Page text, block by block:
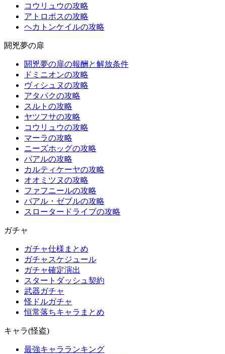
コウリュウの攻略
アトロポスの攻略
ヘカトンケイルの攻略
閼兇夢の扉
閼兇夢の扉の報酬と解放条件
ドミニオンの攻略
ヴィシュヌの攻略
アタバクの攻略
スルトの攻略
ヤツフサの攻略
コウリュウの攻略
マーラの攻略
ニーズホッグの攻略
バアルの攻略
カルティケーヤの攻略
オオミツヌの攻略
ファフニールの攻略
バアル・ゼブルの攻略
スロータードライブの攻略
ガチャ
ガチャ仕様まとめ
ガチャスケジュール
ガチャ確定演出
スタートダッシュ契約
武器ガチャ
怪ドルガチャ
恒常落ちキャラまとめ
キャラ(怪盗)
最強キャラランキング